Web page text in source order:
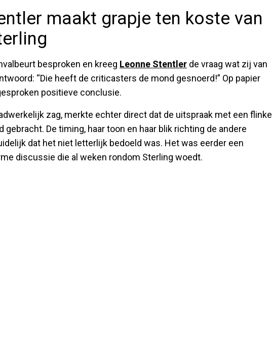
maakt grapje ten koste van
besproken en kreeg Leonne Stentler de vraag wat zij van
“Die heeft de criticasters de mond gesnoerd!” Op papier
positieve conclusie.
zag, merkte echter direct dat de uitspraak met een flinke
De timing, haar toon en haar blik richting de andere
dat het niet letterlijk bedoeld was. Het was eerder een
discussie die al weken rondom Sterling woedt.